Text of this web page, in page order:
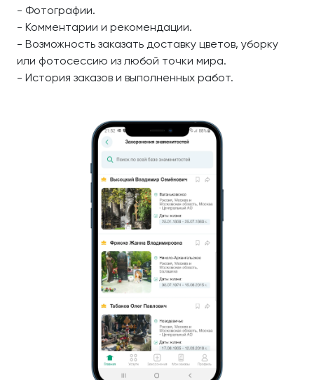
- Фотографии.
- Комментарии и рекомендации.
- Возможность заказать доставку цветов, уборку
или фотосессию из любой точки мира.
- История заказов и выполненных работ.